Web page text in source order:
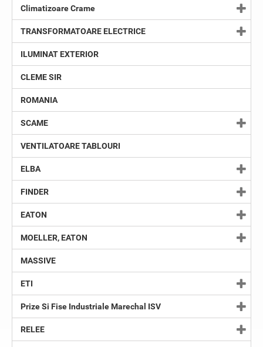
Climatizoare Crame
TRANSFORMATOARE ELECTRICE
ILUMINAT EXTERIOR
CLEME SIR
ROMANIA
SCAME
VENTILATOARE TABLOURI
ELBA
FINDER
EATON
MOELLER, EATON
MASSIVE
ETI
Prize Si Fise Industriale Marechal ISV
RELEE